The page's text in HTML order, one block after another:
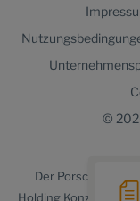
©
Der Porsche
Holding